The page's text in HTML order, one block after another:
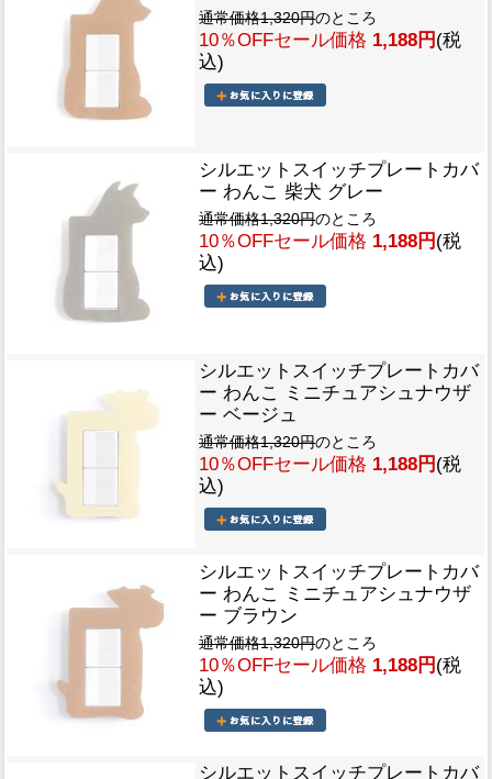
通常価格1,320円のところ
10％OFFセール価格 1,188円 (税
込)
シルエットスイッチプレートカバ
ー わんこ 柴犬 グレー
通常価格1,320円のところ
10％OFFセール価格 1,188円 (税
込)
シルエットスイッチプレートカバ
ー わんこ ミニチュアシュナウザ
ー ベージュ
通常価格1,320円のところ
10％OFFセール価格 1,188円 (税
込)
シルエットスイッチプレートカバ
ー わんこ ミニチュアシュナウザ
ー ブラウン
通常価格1,320円のところ
10％OFFセール価格 1,188円 (税
込)
シルエットスイッチプレートカバ